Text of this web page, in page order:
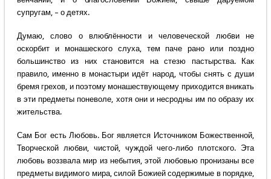
супругам, – о детях.
Думаю, слово о влюблённости и человеческой любви не
оскорбит и монашеского слуха, тем паче рано или поздно
большинство из них становится на стезю пастырства. Как
правило, именно в монастыри идёт народ, чтобы снять с души
бремя грехов, и поэтому монашествующему приходится вникать
в эти предметы поневоле, хотя они и несродны им по образу их
жительства.
Сам Бог есть Любовь. Бог является Источником Божественной,
Творческой любви, чистой, чуждой чего-либо плотского. Эта
любовь воззвала мир из небытия, этой любовью пронизаны все
предметы видимого мира, силой Божией содержимые в порядке,